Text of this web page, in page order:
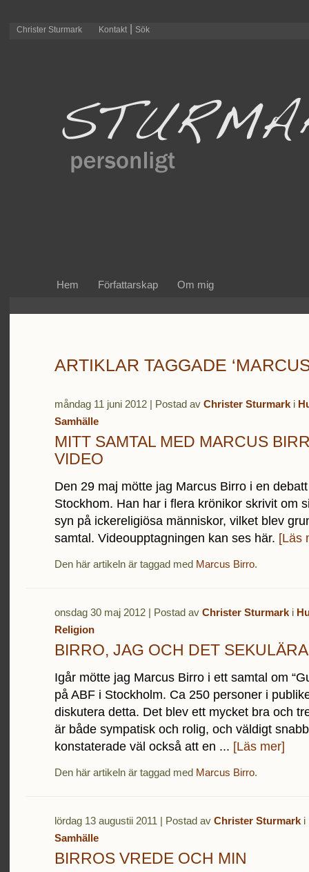
Christer Sturmark Kontakt| Sök
Hem Författarskap Om mig
ARTIKLAR TAGGADE
måndag 11 juni 2012 | Postad av Christer Sturmarki
Samhälle
MITT SAMTAL MED MARCUS
VIDEO
Den 29 maj mötte jag Marcus Birro i en
Stockhom. Han har i flera krönikor skrivit om
syn på ickereligiösa människor, vilket blev
samtal. Videoupptagningen kan ses här. [Läs
Den här artikeln är taggad med Marcus Birro.
onsdag 30 maj 2012 | Postad av Christer Sturmarki
Religion
BIRRO, JAG OCH DET
Igår mötte jag Marcus Birro i ett samtal om
på ABF i Stockholm. Ca 250 personer i
diskutera detta. Det blev ett mycket bra och
är både sympatisk och rolig, och väldigt
konstaterade väl också att en ... [Läs mer]
Den här artikeln är taggad med Marcus Birro.
lördag 13 augustii 2011 | Postad av Christer Sturmarki
Samhälle
BIRROS VREDE OCH MIN